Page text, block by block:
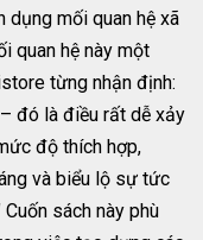
dụng mối quan hệ xã
quan hệ này một
từng nhận định:
đó là điều rất dễ xảy
độ thích hợp,
và biểu lộ sự tức
sách này phù